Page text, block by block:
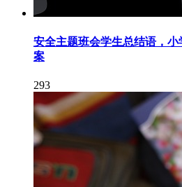
安全主题班会学生总结语，
案
293